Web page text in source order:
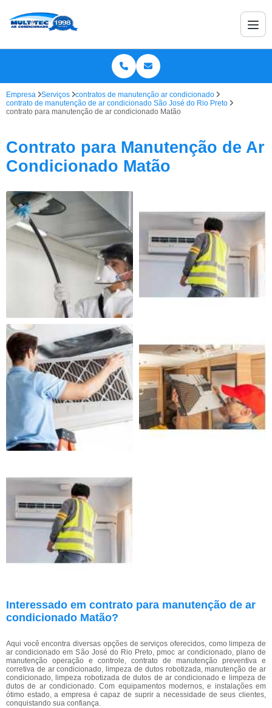
Empresa Serviços
contratos de manutenção ar condicionado
contrato de manutenção de ar condicionado São José do Rio Preto
contrato para manutenção de ar condicionado Matão
Contrato para Manutenção de Ar
Condicionado Matão
Interessado em contrato para manutenção de ar
condicionado Matão?
Aqui você encontra diversas opções de serviços oferecidos, como limpeza de
ar condicionado em São José do Rio Preto, pmoc ar condicionado, plano de
manutenção operação e controle, contrato de manutenção preventiva e
corretiva de ar condicionado, limpeza de dutos robotizada, manutenção de ar
condicionado, limpeza robotizada de dutos de ar condicionado e limpeza de
dutos de ar condicionado. Com equipamentos modernos, e instalações em
ótimo estado, a empresa é capaz de suprir a necessidade de seus clientes,
conquistando sua confiança.